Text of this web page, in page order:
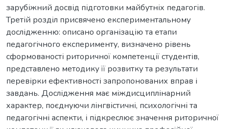
зарубіжний досвід підготовки майбутніх педагогів.
Третій розділ присвячено експериментальному
дослідженню: описано організацію та етапи
педагогічного експерименту, визначено рівень
сформованості риторичної компетенції студентів,
представлено методику її розвитку та результати
перевірки ефективності запропонованих вправ і
завдань. Дослідження має міждисциплінарний
характер, поєднуючи лінгвістичні, психологічні та
педагогічні аспекти, і підкреслює значення риторичної